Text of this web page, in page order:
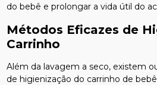
do bebê e prolongar a vida útil do
Métodos Eficazes de
Carrinho
Além da lavagem a seco, existem
de higienização do carrinho de